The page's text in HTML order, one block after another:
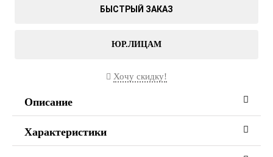
БЫСТРЫЙ ЗАКАЗ
ЮР.ЛИЦАМ
Хочу скидку!
Описание
Характеристики